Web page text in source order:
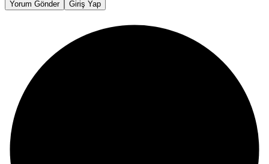
Yorum Gönder Giriş Yap